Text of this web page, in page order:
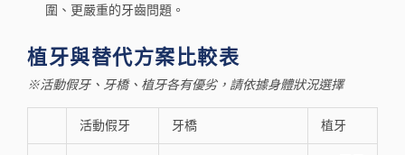
圍、更嚴重的牙齒問題。
植牙與替代方案比較表
※活動假牙、牙橋、植牙各有優劣，請依據身體狀況選擇
活動假牙 牙橋 植牙